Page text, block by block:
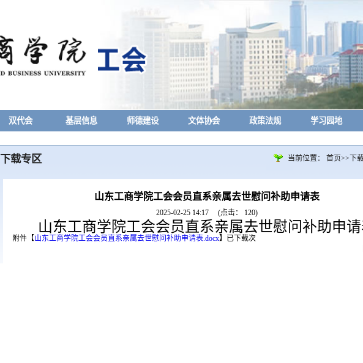
双代会 基层信息 师德建设 文体协会 政策法规 学习园地
下载专区 当前位置： 首页>> 下
山东工商学院工会会员直系亲属去世慰问补助申请表
2025-02-25 14:17 (点击： 120)
山东工商学院工会会员直系亲属去世慰问补助申
附件【山东工商学院工会会员直系亲属去世慰问补助申请表.docx】 已下载次